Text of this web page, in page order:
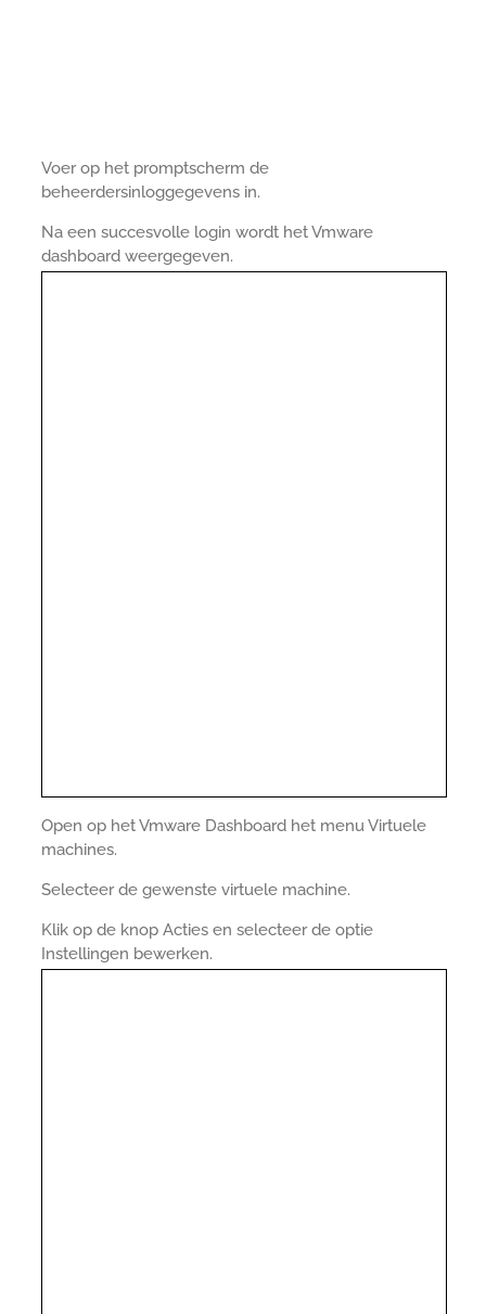
Voer op het promptscherm de
beheerdersinloggegevens in.
Na een succesvolle login wordt het Vmware
dashboard weergegeven.
Open op het Vmware Dashboard het menu Virtuele
machines.
Selecteer de gewenste virtuele machine.
Klik op de knop Acties en selecteer de optie
Instellingen bewerken.